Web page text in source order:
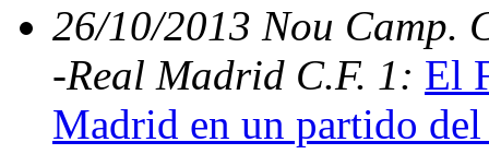
26/10/2013 Nou Camp.
-Real Madrid C.F. 1: El
Madrid en un partido